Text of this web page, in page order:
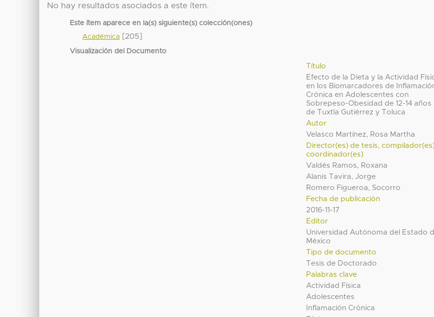
No hay resultados asociados a este ítem.
Este ítem aparece en la(s) siguiente(s) colección(ones)
Académica [205]
Visualización del Documento
Título
Efecto de la Dieta y la Actividad
en los Biomarcadores de
Crónica en Adolescentes con
Sobrepeso-Obesidad de 12-14 años
de Tuxtla Gutiérrez y Toluca
Autor
Velasco Martínez, Rosa Martha
Director(es) de tesis,
coordinador(es)
Valdés Ramos, Roxana
Alanis Tavira, Jorge
Romero Figueroa, Socorro
Fecha de publicación
2016-11-17
Editor
Universidad Autónoma del Estado
México
Tipo de documento
Tesis de Doctorado
Palabras clave
Actividad Física
Adolescentes
Inflamación Crónica